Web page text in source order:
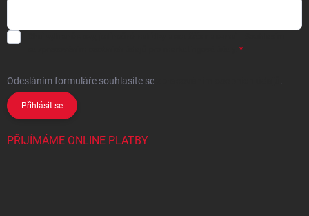
Odesláním formuláře souhlasíte se .
Přihlásit se
PŘIJÍMÁME ONLINE PLATBY